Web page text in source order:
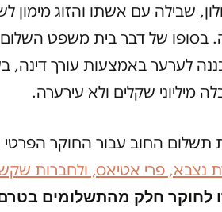
שבילה עם אשתו והזוג מימון
בסופו של דבר בית משפט
לערער באמצעות עורך דינה,
מיליוני שקלים ולא עירערה.
החוב עבור החוקר
נצבא, פרי אטיאס, ולחברות
לחוקר חלק מהתשלומים